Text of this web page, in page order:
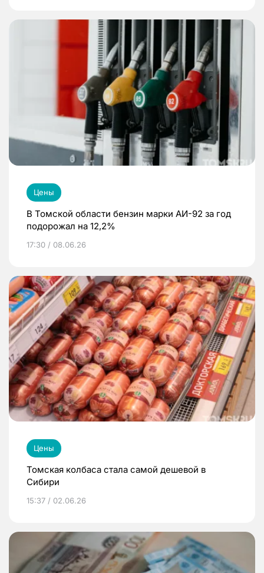
Цены
В Томской области бензин марки АИ-92 за год
подорожал на 12,2%
17:30 / 08.06.26
Цены
Томская колбаса стала самой дешевой в
Сибири
15:37 / 02.06.26